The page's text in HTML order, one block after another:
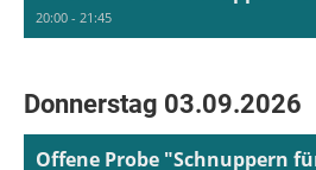
20:00 - 21:45
Donnerstag 03.09.2026